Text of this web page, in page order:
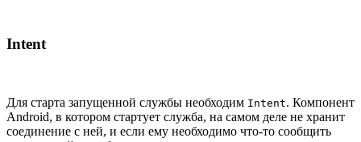
Intent
Для старта запущенной службы необходим Intent. Компонент
Android, в котором стартует служба, на самом деле не хранит
соединение с ней, и если ему необходимо что-то сообщить